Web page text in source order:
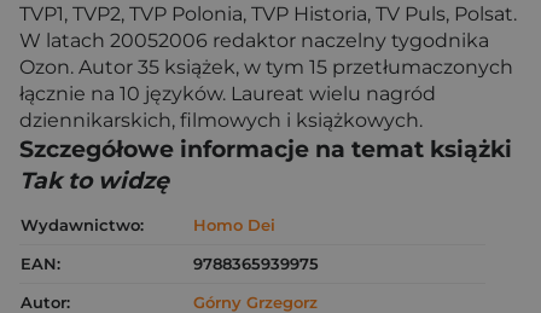
TVP1, TVP2, TVP Polonia, TVP Historia, TV Puls, Polsat.
W latach 20052006 redaktor naczelny tygodnika
Ozon. Autor 35 książek, w tym 15 przetłumaczonych
łącznie na 10 języków. Laureat wielu nagród
dziennikarskich, filmowych i książkowych.
Szczegółowe informacje na temat książki
Tak to widzę
Wydawnictwo:
Homo Dei
EAN:
9788365939975
Autor:
Górny Grzegorz